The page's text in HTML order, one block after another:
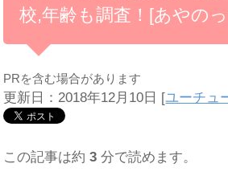
校,年齢も調査！[あやの
PRを含む場合があります
更新日：2018年12月10日 [ユーチュ
この記事は約3 分で読めます。